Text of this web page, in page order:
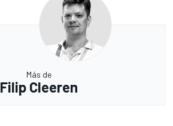
Más de
Filip Cleeren